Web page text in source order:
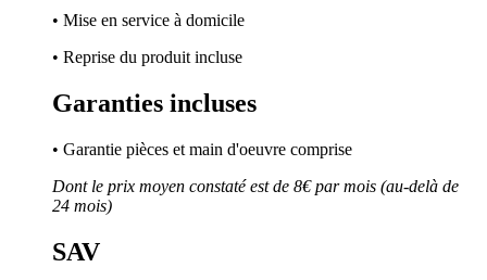
• Mise en service à domicile
• Reprise du produit incluse
Garanties incluses
• Garantie pièces et main d'oeuvre comprise
Dont le prix moyen constaté est de 8€ par mois (au-delà de
24 mois)
SAV